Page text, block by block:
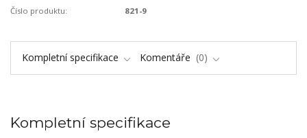
Číslo produktu: 821-9
Kompletní specifikace Komentáře 0
Kompletní specifikace